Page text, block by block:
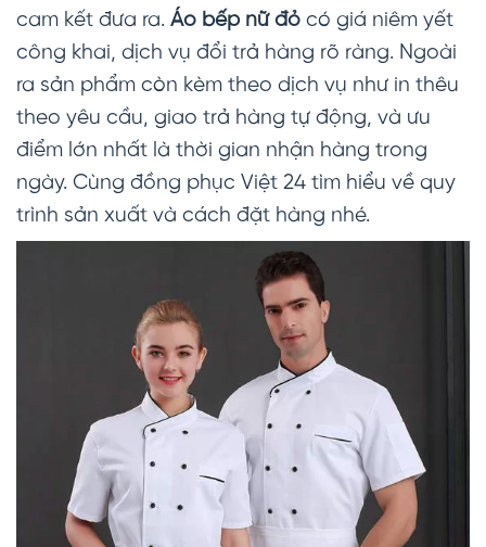
cam kết đưa ra. Áo bếp nữ đỏ có giá niêm yết
công khai, dịch vụ đổi trả hàng rõ ràng. Ngoài
ra sản phẩm còn kèm theo dịch vụ như in thêu
theo yêu cầu, giao trả hàng tự động, và ưu
điểm lớn nhất là thời gian nhận hàng trong
ngày. Cùng đồng phục Việt 24 tìm hiểu về quy
trình sản xuất và cách đặt hàng nhé.